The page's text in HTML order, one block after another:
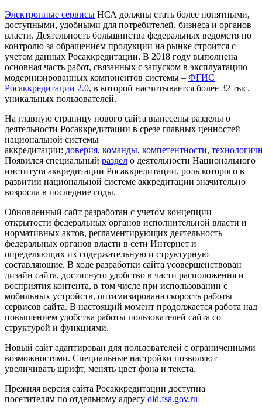
Электронные сервисы НСА должны стать более понятными,
доступными, удобными для потребителей, бизнеса и органов
власти. Деятельность большинства федеральных ведомств по
контролю за обращением продукции на рынке строится с
учетом данных Росаккредитации. В 2018 году выполнена
основная часть работ, связанных с запуском в эксплуатацию
модернизированных компонентов системы – ФГИС
Росаккредитации 2.0, в которой насчитывается более 32 тыс.
уникальных пользователей.
На главную страницу нового сайта вынесены разделы о
деятельности Росаккредитации в срезе главных ценностей
национальной системы
аккредитации: доверия, команды, компетентности,
Появился специальный раздел о деятельности Национального
института аккредитации Росаккредитации, роль которого в
развитии национальной системе аккредитации значительно
возросла в последние годы.
Обновленный сайт разработан с учетом концепции
открытости федеральных органов исполнительной власти и
нормативных актов, регламентирующих деятельность
федеральных органов власти в сети Интернет и
определяющих их содержательную и структурную
составляющие. В ходе разработки сайта усовершенствован
дизайн сайта, достигнуто удобство в части расположения и
восприятия контента, в том числе при использовании с
мобильных устройств, оптимизирована скорость работы
сервисов сайта. В настоящий момент продолжается работа над
повышением удобства работы пользователей сайта со
структурой и функциями.
Новый сайт адаптирован для пользователей с ограниченными
возможностями. Специальные настройки позволяют
увеличивать шрифт, менять цвет фона и текста.
Прежняя версия сайта Росаккредитации доступна
посетителям по отдельному адресу old.fsa.gov.ru